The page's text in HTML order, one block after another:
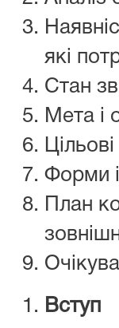
які
Стан
Мета i
Форми i
План
Вступ